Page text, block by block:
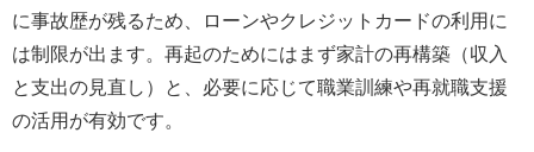
に事故歴が残るため、ローンやクレジットカードの利用に
は制限が出ます。再起のためにはまず家計の再構築（収入
と支出の見直し）と、必要に応じて職業訓練や再就職支援
の活用が有効です。